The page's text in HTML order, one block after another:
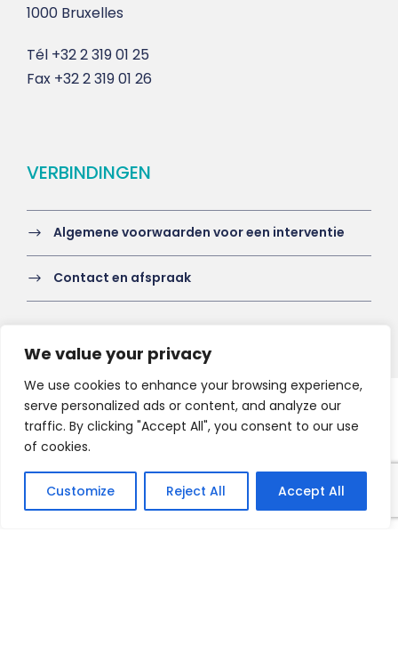
We value your privacy
We use cookies to enhance your browsing experience,
serve personalized ads or content, and analyze our
traffic. By clicking "Accept All", you consent to our use
of cookies.
Customize Reject All Accept All
1000 Bruxelles
Tél +32 2 319 01 25
Fax +32 2 319 01 26
VERBINDINGEN
Algemene voorwaarden voor een interventie
Contact en afspraak
Copyright 2021 HV-A, All Right Reserved